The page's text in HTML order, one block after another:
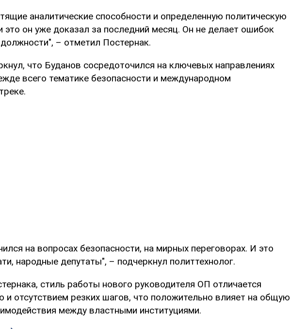
аналитические способности и определенную политическую
это он уже доказал за последний месяц. Он не делает ошибок
должности", – отметил Постернак.
что Буданов сосредоточился на ключевых направлениях
всего тематике безопасности и международном
на вопросах безопасности, на мирных переговорах. И это
народные депутаты", – подчеркнул политтехнолог.
стиль работы нового руководителя ОП отличается
и отсутствием резких шагов, что положительно влияет на общую
между властными институциями.